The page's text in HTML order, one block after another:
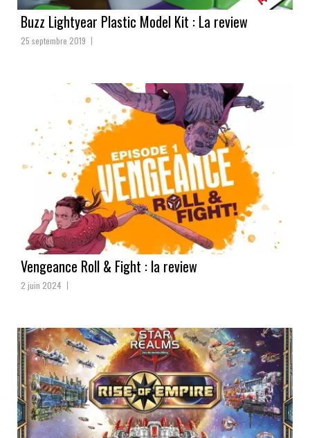
Buzz Lightyear Plastic Model Kit : La review
25 septembre 2019
Vengeance Roll & Fight : la review
2 juin 2024